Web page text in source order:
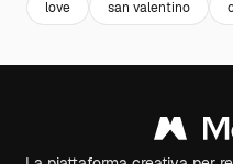
love san valentino